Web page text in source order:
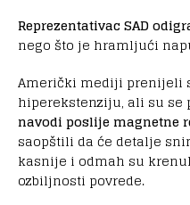
Reprezentativac SAD
nego što je hramljući
Američki mediji prenijeli
hiperekstenziju, ali su se
navodi poslije magnetne
saopštili da će detalje
kasnije i odmah su
ozbiljnosti povrede.